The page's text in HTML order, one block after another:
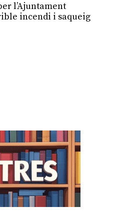
l’Ajuntament
incendi i saqueig